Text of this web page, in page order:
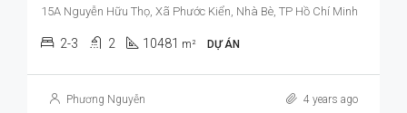
15A Nguyễn Hữu Thọ, Xã Phước Kiển, Nhà Bè, TP Hồ Chí Minh
2-3 2 10481 m² DỰ ÁN
Phương Nguyễn 4 years ago